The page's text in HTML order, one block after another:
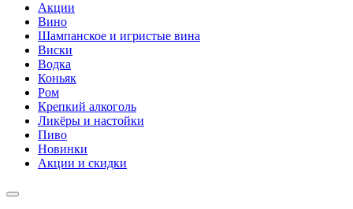
Акции
Вино
Шампанское и игристые вина
Виски
Водка
Коньяк
Ром
Крепкий алкоголь
Ликёры и настойки
Пиво
Новинки
Акции и скидки